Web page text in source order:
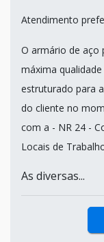
Atendimento
O armário de aço
máxima
estruturado para
do cliente no
com a - NR 24 -
Locais de
As diversas...